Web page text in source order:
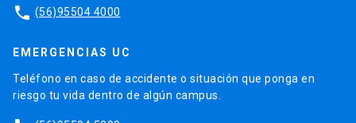
phone (56)95504 4000
EMERGENCIAS UC
Teléfono en caso de accidente o situación que ponga en
riesgo tu vida dentro de algún campus.